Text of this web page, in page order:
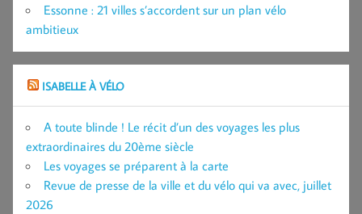
Essonne : 21 villes s’accordent sur un plan vélo
ambitieux
ISABELLE À VÉLO
A toute blinde ! Le récit d’un des voyages les plus
extraordinaires du 20ème siècle
Les voyages se préparent à la carte
Revue de presse de la ville et du vélo qui va avec, juillet
2026